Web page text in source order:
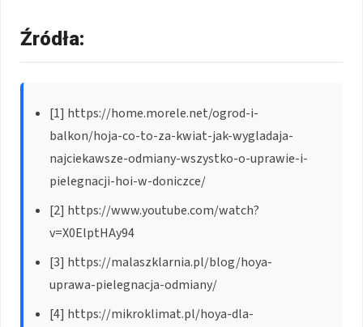
Źródła:
[1] https://home.morele.net/ogrod-i-
balkon/hoja-co-to-za-kwiat-jak-wygladaja-
najciekawsze-odmiany-wszystko-o-uprawie-i-
pielegnacji-hoi-w-doniczce/
[2] https://www.youtube.com/watch?
v=X0ElptHAy94
[3] https://malaszklarnia.pl/blog/hoya-
uprawa-pielegnacja-odmiany/
[4] https://mikroklimat.pl/hoya-dla-